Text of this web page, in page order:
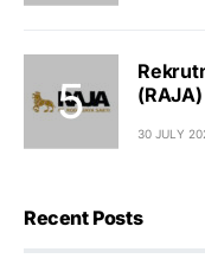
(RAJA)
30 JULY
Recent Posts